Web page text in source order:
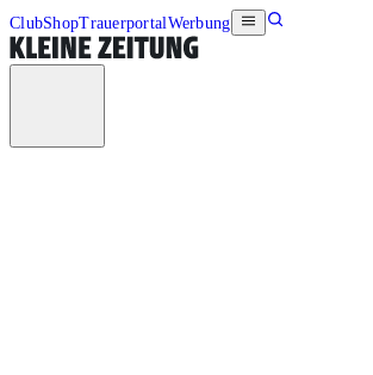
ClubShopTrauerportalWerbung